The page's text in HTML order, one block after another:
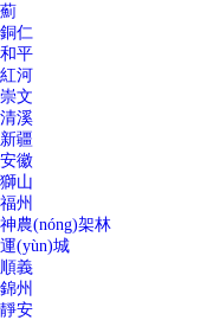
薊
銅仁
和平
紅河
崇文
清溪
新疆
安徽
獅山
福州
神農(nóng)架林
運(yùn)城
順義
錦州
靜安